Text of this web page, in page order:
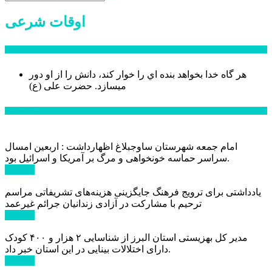
اوقات شرعی
هر گاه خدا بخواهد بنده اي را خوار كند، دانش را از او دور
میسازد. حضرت علی (ع)
امام جمعه شهرستان ساوجبلاغ اظهارداشت : اربعین امسال
سراسر حماسه خونخواهی و مرگ بر آمریکا و اسرائیل بود.
یادداشتی برای ترویج فرهنگ جایگزینی هزینه‌های تشریفاتی مراسم
ترحیم با مشارکت در آزادی زندانیان جرائم غیرعمد
مدیر کل بهزیستی استان البرز از شناسایی ۲ هزار و ۴۰۰ کودک
دارای اختلالات بینایی در این استان خبر داد.